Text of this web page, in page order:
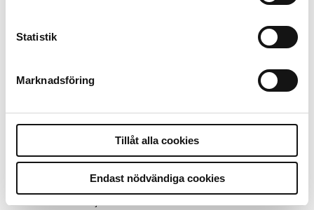
Statistik
Marknadsföring
Tillåt alla cookies
Endast nödvändiga cookies
Det är inte evidenskrav som
Debatt:Med för höga krav på evidens kan
polisen inte göra något alls
15 juni 2026